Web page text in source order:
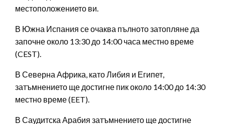
местоположението ви.
В Южна Испания се очаква пълното затопляне да
започне около 13:30 до 14:00 часа местно време
(CEST).
В Северна Африка, като Либия и Египет,
затъмнението ще достигне пик около 14:00 до 14:30
местно време (EET).
В Саудитска Арабия затъмнението ще достигне